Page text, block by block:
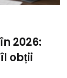
2026:
obții